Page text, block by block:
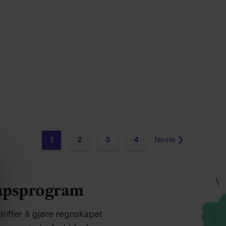
1 2 3 4 Neste
å gjøre regnskapet